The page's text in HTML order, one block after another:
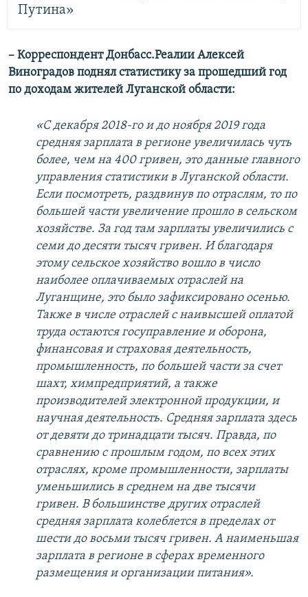
Путина»
– Корреспондент Донбасс.Реалии Алексей
Виноградов поднял статистику за прошедший год
по доходам жителей Луганской области:
«С декабря 2018-го и до ноября 2019 года
средняя зарплата в регионе увеличилась чуть
более, чем на 400 гривен, это данные главного
управления статистики в Луганской области.
Если посмотреть, раздвинув по отраслям, то по
большей части увеличение прошло в сельском
хозяйстве. За год там зарплаты увеличились с
семи до десяти тысяч гривен. И благодаря
этому сельское хозяйство вошло в число
наиболее оплачиваемых отраслей на
Луганщине, это было зафиксировано осенью.
Также в числе отраслей с наивысшей оплатой
труда остаются госуправление и оборона,
финансовая и страховая деятельность,
промышленность, по большей части за счет
шахт, химпредприятий, а также
производителей электронной продукции, и
научная деятельность. Средняя зарплата здесь
от девяти до тринадцати тысяч. Правда, по
сравнению с прошлым годом, по всех этих
отраслях, кроме промышленности, зарплаты
уменьшились в среднем на две тысячи
гривен. В большинстве других отраслей
средняя зарплата колеблется в пределах от
шести до восьми тысяч гривен. А наименьшая
зарплата в регионе в сферах временного
размещения и организации питания».